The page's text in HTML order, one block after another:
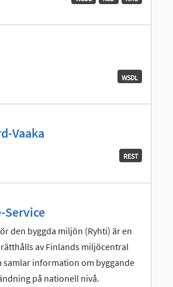
WSDL
Vaaka
REST
Service
den byggda miljön (Ryhti) är en
av Finlands miljöcentral
samlar information om byggande
på nationell nivå.